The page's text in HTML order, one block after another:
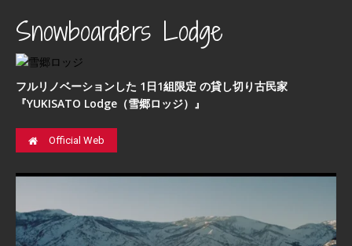
Snowboarders Lodge
フルリノベーションした 1日1組限定 の貸し切り古民家
『YUKISATO Lodge（雪郷ロッジ）』
Official Web